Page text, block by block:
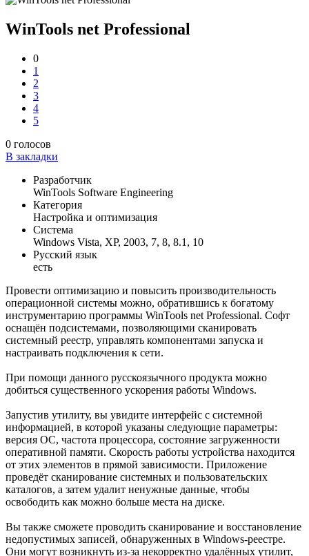
WinTools net Professional
0
1
2
3
4
5
0 голосов
В закладки
Разработчик
WinTools Software Engineering
Категория
Настройка и оптимизация
Система
Windows Vista, XP, 2003, 7, 8, 8.1, 10
Русский язык
есть
Провести оптимизацию и повысить производительность
операционной системы можно, обратившись к богатому
инструментарию программы WinTools net Professional. Софт
оснащён подсистемами, позволяющими сканировать
системный реестр, управлять компонентами запуска и
настраивать подключения к сети.
При помощи данного русскоязычного продукта можно
добиться существенного ускорения работы Windows.
Запустив утилиту, вы увидите интерфейс с системной
информацией, в которой указаны следующие параметры:
версия OC, частота процессора, состояние загруженности
оперативной памяти. Скорость работы устройства находится
от этих элементов в прямой зависимости. Приложение
проведёт сканирование системных и пользовательских
каталогов, а затем удалит ненужные данные, чтобы
освободить как можно больше места на диске.
Вы также сможете проводить сканирование и восстановление
недопустимых записей, обнаруженных в Windows-реестре.
Они могут возникнуть из-за некорректно удалённых утилит,